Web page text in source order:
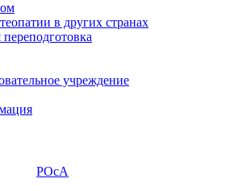
в других странах
учреждение
РОсА